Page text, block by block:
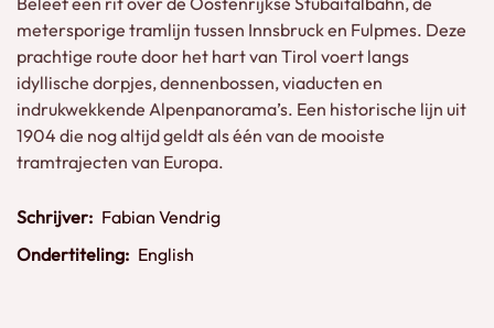
metersporige tramlijn tussen Innsbruck en Fulpmes. Deze
prachtige route door het hart van Tirol voert langs
idyllische dorpjes, dennenbossen, viaducten en
indrukwekkende Alpenpanorama’s. Een historische lijn uit
1904 die nog altijd geldt als één van de mooiste
tramtrajecten van Europa.
Schrijver: Fabian Vendrig
Ondertiteling: English